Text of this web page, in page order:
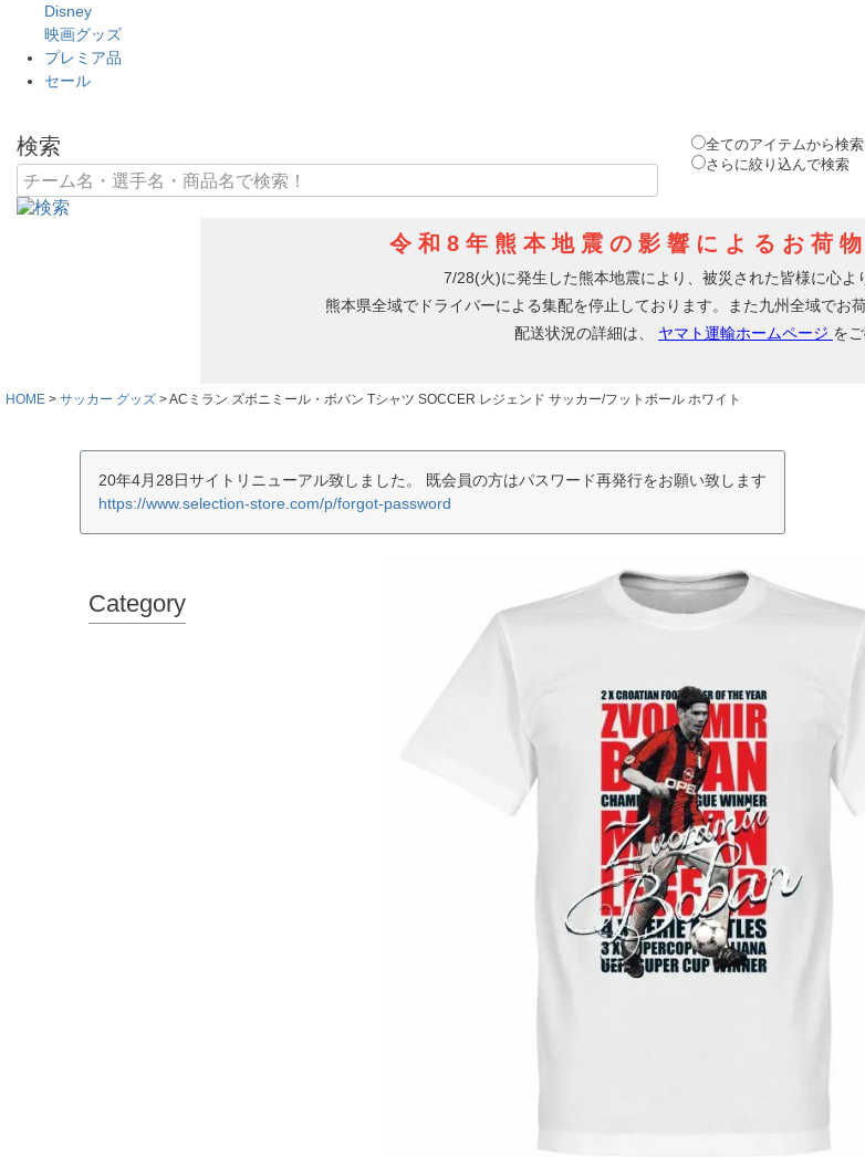
Disney
映画グッズ
プレミア品
セール
検索
全てのアイテムから検索
さらに絞り込んで検索
HOME サッカー グッズ ACミラン ズボニミール・ボバン Tシャツ SOCCER レジェンド サッカー/フットボール ホワイト
20年4月28日サイトリニューアル致しました。 既会員の方はパスワード再発行をお願い致します
https://www.selection-store.com/p/forgot-password
Category